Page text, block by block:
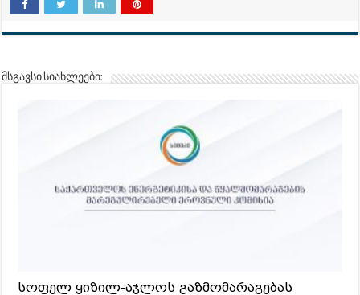
მსგავსი სიახლეები:
სოფელ ყიზილ-აჯლოს გაზმომარაგებას